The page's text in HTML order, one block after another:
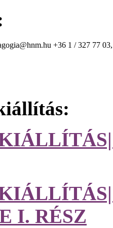
+36 1 / 327 77
I. RÉSZ